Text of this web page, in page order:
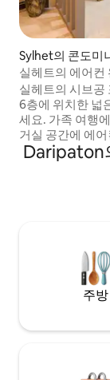
Sylhet의 콘도미
실헤트의 에어컨
실헤트의 시브공
6층에 위치한 넓
세요. 가족 여행
거실 공간에 에
한 편안하게 지
는 욕실이 딸린
완비된 현대적
리함, 훌륭한 숙
Daripaton
주방